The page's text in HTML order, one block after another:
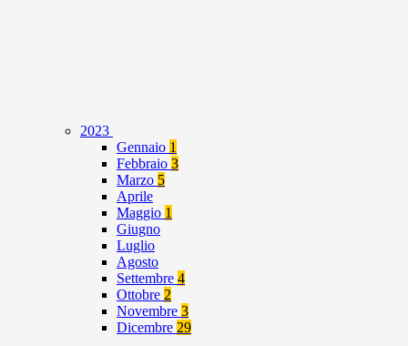
2023
Gennaio 1
Febbraio 3
Marzo 5
Aprile
Maggio 1
Giugno
Luglio
Agosto
Settembre 4
Ottobre 2
Novembre 3
Dicembre 29